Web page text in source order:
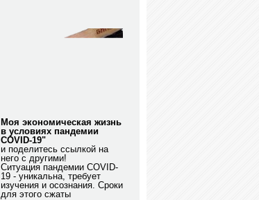
Моя экономическая жизнь
в условиях пандемии
COVID-19"
и поделитесь ссылкой на
него с другими!
Ситуация пандемии COVID-
19 - уникальна, требует
изучения и осознания. Сроки
для этого сжаты